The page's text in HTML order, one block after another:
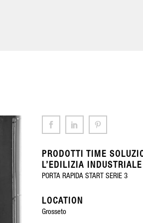
PRODOTTI TIME
L’EDILIZIA INDUSTRIALE
PORTA RAPIDA START SERIE 3
LOCATION
Grosseto